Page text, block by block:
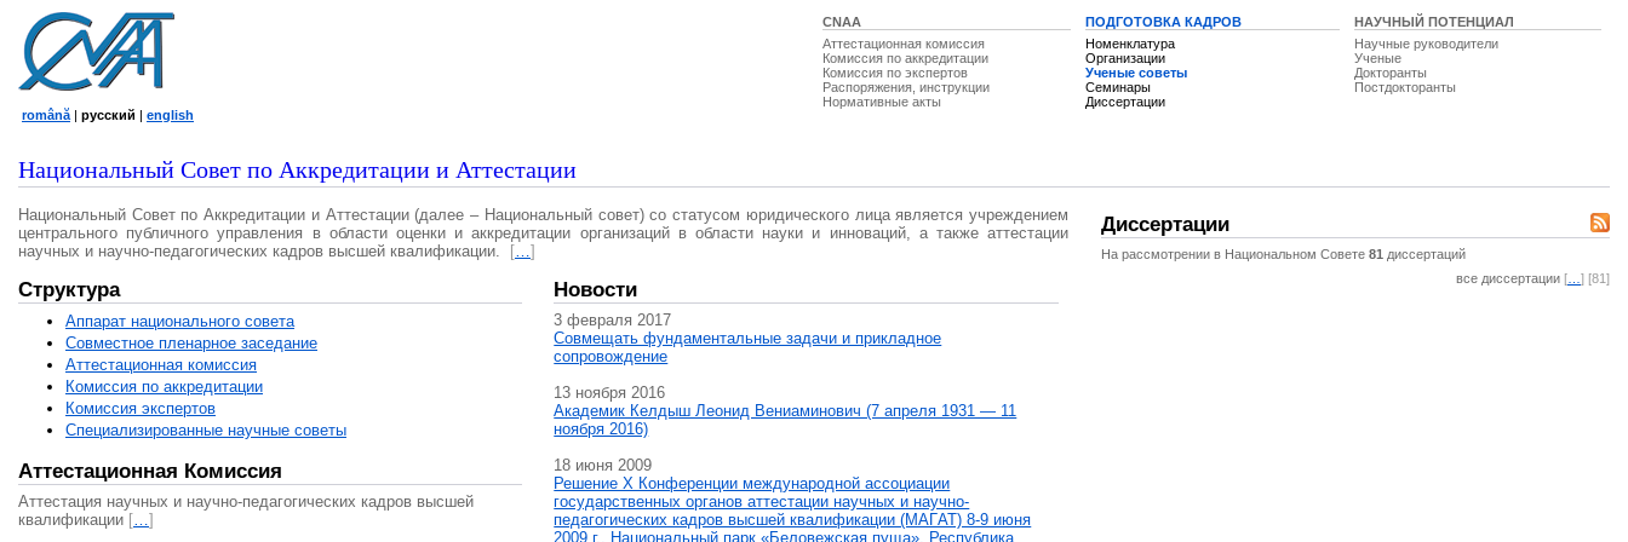
CNAA
Аттестационная комиссия
Комиссия по аккредитации
Комиссия по экспертов
Распоряжения, инструкции
Нормативные акты
ПОДГОТОВКА КАДРОВ
Номенклатура
Организации
Ученые советы
Семинары
Диссертации
НАУЧНЫЙ ПОТЕНЦИАЛ
Научные руководители
Ученые
Докторанты
Постдокторанты
română | русский | english
Национальный Совет по Аккредитации и Аттестации
Национальный Совет по Аккредитации и Аттестации (далее – Национальный совет) со статусом юридического лица является учреждением
центрального публичного управления в области оценки и аккредитации организаций в области науки и инноваций, а также аттестации
научных и научно-педагогических кадров высшей квалификации.
[…]
Структура
Аппарат национального совета
Совместное пленарное заседание
Аттестационная комисcия
Комиссия по аккредитации
Комиссия экспертов
Специализированные научные советы
Аттестационная Комиссия
Аттестация научных и научно-педагогических кадров высшей
квалификации […]
Новости
3 февраля 2017
Совмещать фундаментальные задачи и прикладное
сопровождение
13 ноября 2016
Академик Келдыш Леонид Вениаминович (7 апреля 1931 — 11
ноября 2016)
18 июня 2009
Решение X Конференции международной ассоциации
государственных органов аттестации научных и научно-
педагогических кадров высшей квалификации (МАГAT) 8-9 июня
2009 г., Национальный парк «Беловежская пуща», Республика
Диссертации
На рассмотрении в Национальном Совете 81 диссертаций
все диссертации [ ] [81]